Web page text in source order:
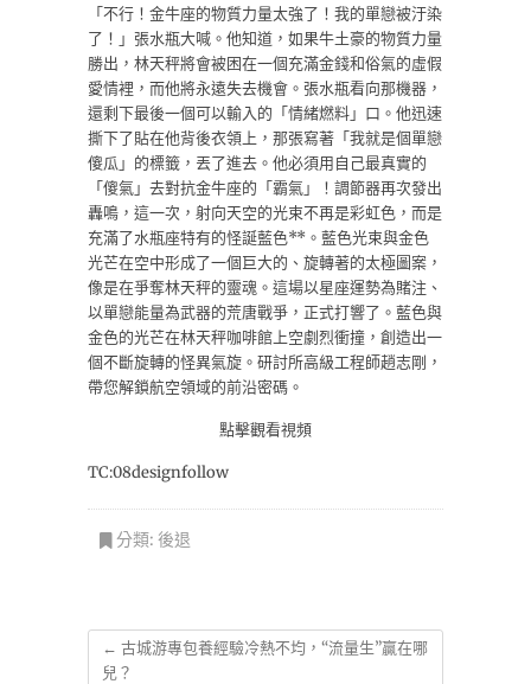
「不行！金牛座的物質力量太強了！我的單戀被汙染
了！」張水瓶大喊。他知道，如果牛土豪的物質力量
勝出，林天秤將會被困在一個充滿金錢和俗氣的虛假
愛情裡，而他將永遠失去機會。張水瓶看向那機器，
還剩下最後一個可以輸入的「情緒燃料」口。他迅速
撕下了貼在他背後衣領上，那張寫著「我就是個單戀
傻瓜」的標籤，丟了進去。他必須用自己最真實的
「傻氣」去對抗金牛座的「霸氣」！調節器再次發出
轟鳴，這一次，射向天空的光束不再是彩虹色，而是
充滿了水瓶座特有的怪誕藍色**。藍色光束與金色
光芒在空中形成了一個巨大的、旋轉著的太極圖案，
像是在爭奪林天秤的靈魂。這場以星座運勢為賭注、
以單戀能量為武器的荒唐戰爭，正式打響了。藍色與
金色的光芒在林天秤咖啡館上空劇烈衝撞，創造出一
個不斷旋轉的怪異氣旋。研討所高級工程師趙志剛，
帶您解鎖航空領域的前沿密碼。
點擊觀看視頻
TC:08designfollow
分類: 後退
← 古城游專包養經驗冷熱不均，“流量生”贏在哪
兒？